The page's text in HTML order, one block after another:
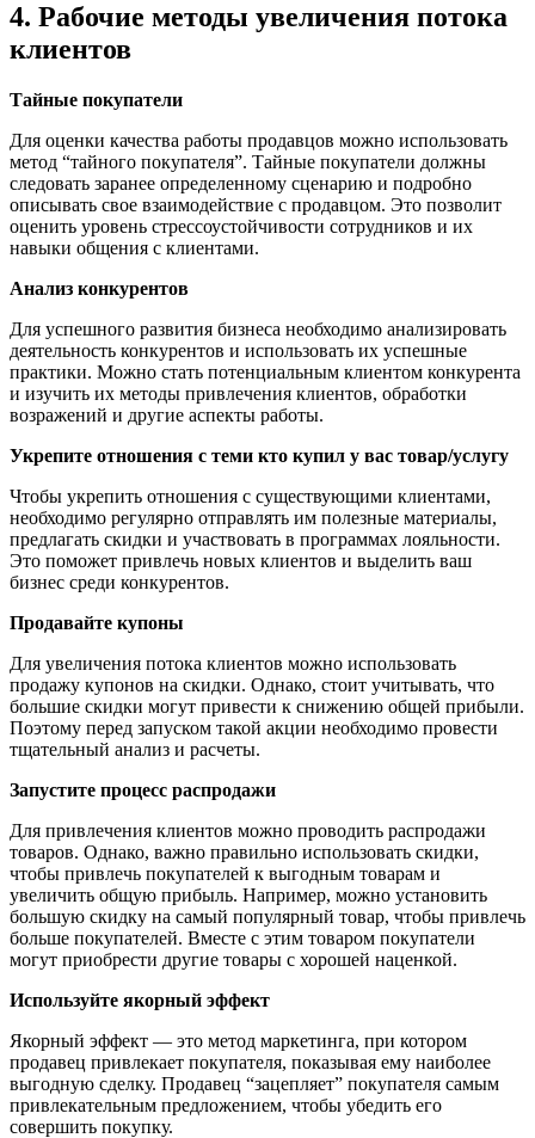
4. Рабочие методы увеличения потока
клиентов
Тайные покупатели
Для оценки качества работы продавцов можно использовать
метод “тайного покупателя”. Тайные покупатели должны
следовать заранее определенному сценарию и подробно
описывать свое взаимодействие с продавцом. Это позволит
оценить уровень стрессоустойчивости сотрудников и их
навыки общения с клиентами.
Анализ конкурентов
Для успешного развития бизнеса необходимо анализировать
деятельность конкурентов и использовать их успешные
практики. Можно стать потенциальным клиентом конкурента
и изучить их методы привлечения клиентов, обработки
возражений и другие аспекты работы.
Укрепите отношения с теми кто купил у вас товар/услугу
Чтобы укрепить отношения с существующими клиентами,
необходимо регулярно отправлять им полезные материалы,
предлагать скидки и участвовать в программах лояльности.
Это поможет привлечь новых клиентов и выделить ваш
бизнес среди конкурентов.
Продавайте купоны
Для увеличения потока клиентов можно использовать
продажу купонов на скидки. Однако, стоит учитывать, что
большие скидки могут привести к снижению общей прибыли.
Поэтому перед запуском такой акции необходимо провести
тщательный анализ и расчеты.
Запустите процесс распродажи
Для привлечения клиентов можно проводить распродажи
товаров. Однако, важно правильно использовать скидки,
чтобы привлечь покупателей к выгодным товарам и
увеличить общую прибыль. Например, можно установить
большую скидку на самый популярный товар, чтобы привлечь
больше покупателей. Вместе с этим товаром покупатели
могут приобрести другие товары с хорошей наценкой.
Используйте якорный эффект
Якорный эффект — это метод маркетинга, при котором
продавец привлекает покупателя, показывая ему наиболее
выгодную сделку. Продавец “зацепляет” покупателя самым
привлекательным предложением, чтобы убедить его
совершить покупку.